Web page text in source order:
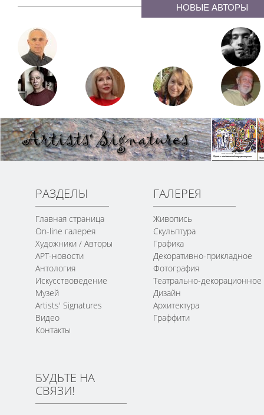
НОВЫЕ АВТОРЫ
РАЗДЕЛЫ
Главная страница
On-line галерея
Художники / Авторы
АРТ-новости
Антология
Искусствоведение
Музей
Artists' Signatures
Видео
Контакты
ГАЛЕРЕЯ
Живопись
Скульптура
Графика
Декоративно-прикладное
Фотография
Театрально-декорационное
Дизайн
Архитектура
Граффити
БУДЬТЕ НА
СВЯЗИ!